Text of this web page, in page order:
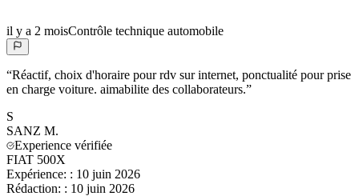
il y a 2 moisContrôle technique automobile
“Réactif, choix d'horaire pour rdv sur internet, ponctualité pour prise
en charge voiture. aimabilite des collaborateurs.”
S
SANZ M.
Experience vérifiée
FIAT 500X
Expérience: : 10 juin 2026
Rédaction: : 10 juin 2026